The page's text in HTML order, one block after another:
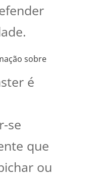
sobre
se
que
ou